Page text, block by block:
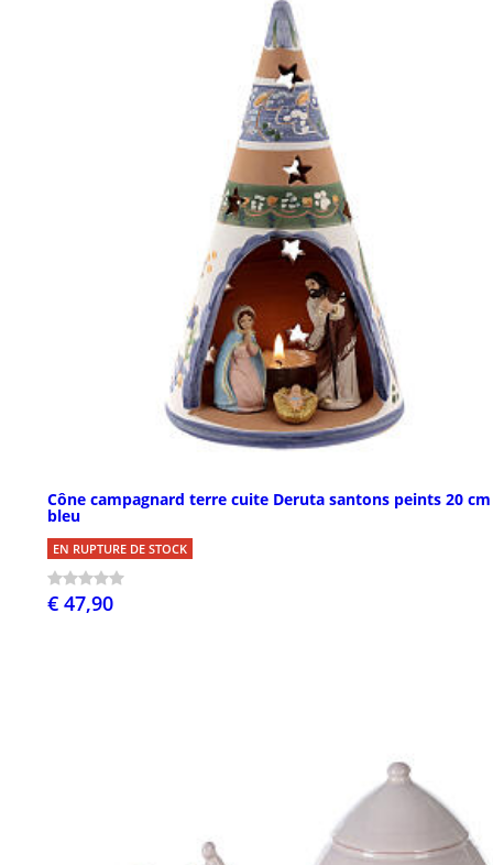
Cône campagnard terre cuite Deruta santons peints 20 cm
bleu
EN RUPTURE DE STOCK
€ 47,90